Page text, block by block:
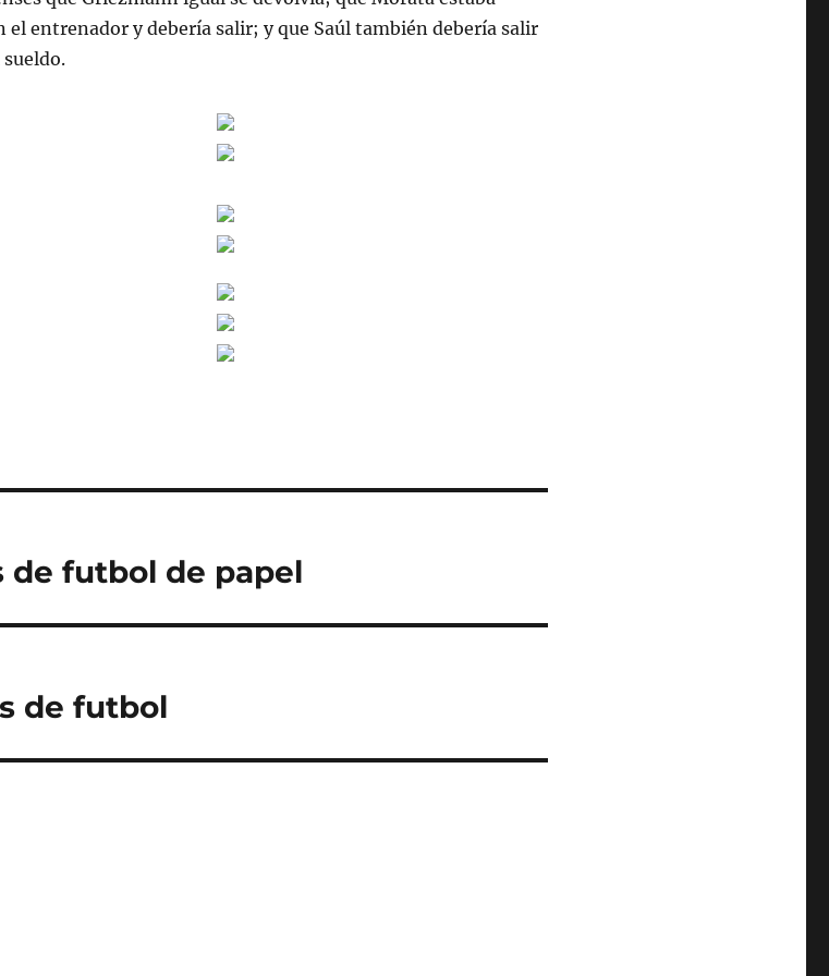
el entrenador y debería salir; y que Saúl también debería salir
sueldo.
de futbol de papel
de futbol